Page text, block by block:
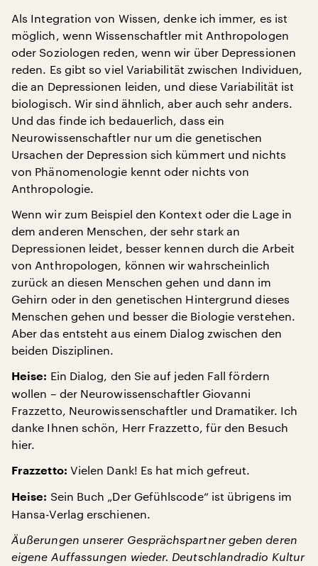
Als Integration von Wissen, denke ich immer, es ist
möglich, wenn Wissenschaftler mit Anthropologen
oder Soziologen reden, wenn wir über Depressionen
reden. Es gibt so viel Variabilität zwischen Individuen,
die an Depressionen leiden, und diese Variabilität ist
biologisch. Wir sind ähnlich, aber auch sehr anders.
Und das finde ich bedauerlich, dass ein
Neurowissenschaftler nur um die genetischen
Ursachen der Depression sich kümmert und nichts
von Phänomenologie kennt oder nichts von
Anthropologie.
Wenn wir zum Beispiel den Kontext oder die Lage in
dem anderen Menschen, der sehr stark an
Depressionen leidet, besser kennen durch die Arbeit
von Anthropologen, können wir wahrscheinlich
zurück an diesen Menschen gehen und dann im
Gehirn oder in den genetischen Hintergrund dieses
Menschen gehen und besser die Biologie verstehen.
Aber das entsteht aus einem Dialog zwischen den
beiden Disziplinen.
Heise: Ein Dialog, den Sie auf jeden Fall fördern
wollen – der Neurowissenschaftler Giovanni
Frazzetto, Neurowissenschaftler und Dramatiker. Ich
danke Ihnen schön, Herr Frazzetto, für den Besuch
hier.
Frazzetto: Vielen Dank! Es hat mich gefreut.
Heise: Sein Buch „Der Gefühlscode“ ist übrigens im
Hansa-Verlag erschienen.
Äußerungen unserer Gesprächspartner geben deren
eigene Auffassungen wieder. Deutschlandradio Kultur